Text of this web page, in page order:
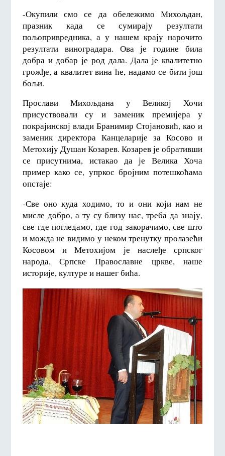
-Окупили смо се да обележимо Михољдан,
празник када се сумирају резултати
пољопривредника, а у нашем крају нарочито
резултати виноградара. Ова је године била
добра и добар је род дала. Дала је квалитетно
грожђе, а квалитет вина ће, надамо се бити још
бољи.
Прослави Михољдана у Великој Хочи
присуствовали су и заменик премијера у
покрајинској влади Бранимир Стојановић, као и
заменик директора Канцеларије за Косово и
Метохију Душан Козарев. Козарев је обративши
се присутнима, истакао да је Велика Хоча
пример како се, упркос бројним потешкоћама
опстаје:
-Све оно куда ходимо, то и они који нам не
мисле добро, а ту су близу нас, треба да знају,
све где погледамо, где год закорачимо, све што
и можда не видимо у неком тренутку пролазећи
Косовом и Метохијом је наслеђе српског
народа, Српске Православне цркве, наше
историје, културе и нашег бића.